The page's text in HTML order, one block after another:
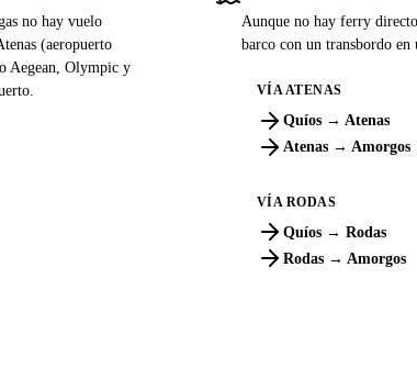
no hay vuelo
(aeropuerto
Aegean, Olympic y
Aunque no hay ferry
barco con un transbordo en
VÍA ATENAS
Quíos → Atenas
Atenas → Amorgos
VÍA RODAS
Quíos → Rodas
Rodas → Amorgos